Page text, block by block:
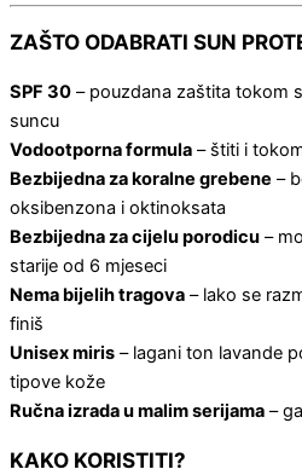
ZAŠTO ODABRATI SUN
SPF 30 – pouzdana zaštita tokom
suncu
Vodootporna formula – štiti i
Bezbijedna za koralne grebene –
oksibenzona i oktinoksata
Bezbijedna za cijelu porodicu –
starije od 6 mjeseci
Nema bijelih tragova – lako se
finiš
Unisex miris – lagani ton lavande
tipove kože
Ručna izrada u malim serijama –
KAKO KORISTITI?